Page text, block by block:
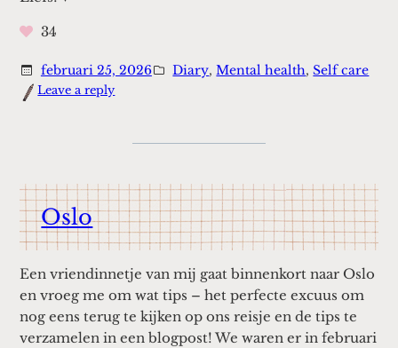
34
februari 25, 2026 Diary, Mental health, Self care
Leave a reply:
Oslo
Een vriendinnetje van mij gaat binnenkort naar Oslo
en vroeg me om wat tips – het perfecte excuus om
nog eens terug te kijken op ons reisje en de tips te
verzamelen in een blogpost! We waren er in februari